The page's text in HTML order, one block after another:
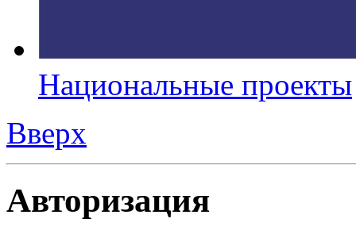
Национальные проекты
Вверх
Авторизация